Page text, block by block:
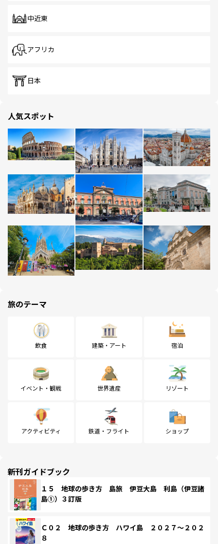
中近東
アフリカ
日本
人気スポット
旅のテーマ
飲食 建築・アート 宿泊
イベント・観戦 世界遺産 リゾート
アクティビティ 鉄道・フライト ショップ
新刊ガイドブック
１５ 地球の歩き方 島旅 伊豆大島 利島（伊豆諸
島①）３訂版
Ｃ０２ 地球の歩き方 ハワイ島 ２０２７～２０２
８